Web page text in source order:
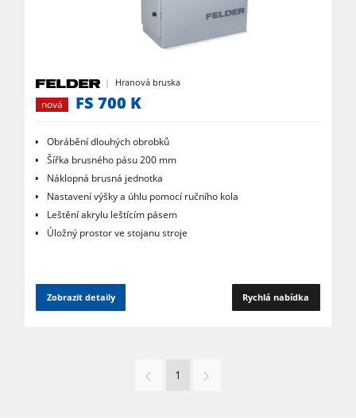
Hranová bruska
nová
FS 700 K
Obrábění dlouhých obrobků
Šířka brusného pásu 200 mm
Náklopná brusná jednotka
Nastavení výšky a úhlu pomocí ručního kola
Leštění akrylu leštícím pásem
Úložný prostor ve stojanu stroje
Zobrazit detaily Rychlá nabídka
1